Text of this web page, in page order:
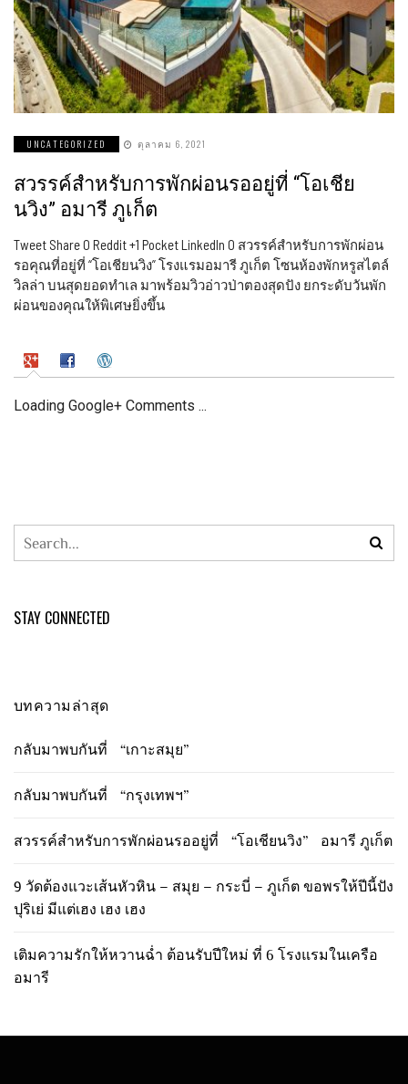
UNCATEGORIZED ตุลาคม 6, 2021
สวรรค์สำหรับการพักผ่อนรออยู่ที่ “โอเชีย
นวิง” อมารี ภูเก็ต
Tweet Share 0 Reddit +1 Pocket LinkedIn 0 สวรรค์สำหรับการพักผ่อน
รอคุณที่อยู่ที่ “โอเชียนวิง” โรงแรมอมารี ภูเก็ต โซนห้องพักหรูสไตล์
วิลล่า บนสุดยอดทำเล มาพร้อมวิวอ่าวป่าตองสุดปัง ยกระดับวันพัก
ผ่อนของคุณให้พิเศษยิ่งขึ้น
Loading Google+ Comments ...
STAY CONNECTED
บทความล่าสุด
กลับมาพบกันที่ “เกาะสมุย”
กลับมาพบกันที่ “กรุงเทพฯ”
สวรรค์สำหรับการพักผ่อนรออยู่ที่ “โอเชียนวิง” อมารี ภูเก็ต
9 วัดต้องแวะเส้นหัวหิน – สมุย – กระบี่ – ภูเก็ต ขอพรให้ปีนี้ปัง
ปุริเย่ มีแต่เฮง เฮง เฮง
เติมความรักให้หวานฉ่ำ ต้อนรับปีใหม่ ที่ 6 โรงแรมในเครือ
อมารี